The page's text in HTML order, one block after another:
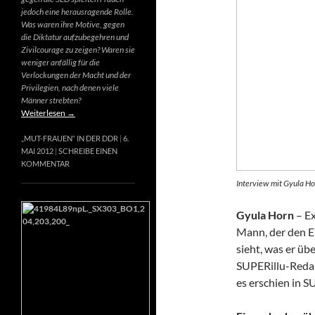
Interview mit Gyula
Gyula Horn –
Mann, der den
sieht, was er
SUPERillu-
es erschien in
jedoch eine herausragende Rolle.
Was waren ihre Motive, gegen
die Diktatur aufzubegehren und
Zivilcourage zu zeigen? Waren sie
weniger anfällig für die
Verlockungen der Macht und der
Privilegien, nach denen viele
Männer strebten?
Weiterlesen →
„MUT-FRAUEN“ IN DER DDR 6.
MAI 2012 SCHREIBE EINEN
KOMMENTAR